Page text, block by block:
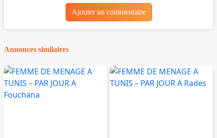
Ajouter un commentaire
Annonces similaires